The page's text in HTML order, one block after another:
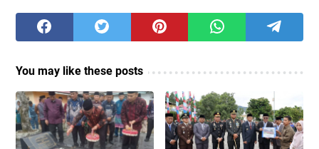
You may like these posts